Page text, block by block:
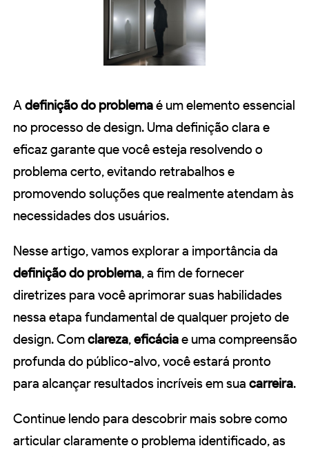
A definição do problemaé um elemento essencial
no processo de design. Uma definição clara e
eficaz garante que você esteja resolvendo o
problema certo, evitando retrabalhos e
promovendo soluções que realmente atendam às
necessidades dos usuários.
Nesse artigo, vamos explorar a importância da
definição do problema, a fim de fornecer
diretrizes para você aprimorar suas habilidades
nessa etapa fundamental de qualquer projeto de
design. Comclareza,eficáciae uma compreensão
profunda do público-alvo, você estará pronto
para alcançar resultados incríveis em sua carreira.
Continue lendo para descobrir mais sobre como
articular claramente o problema identificado, as